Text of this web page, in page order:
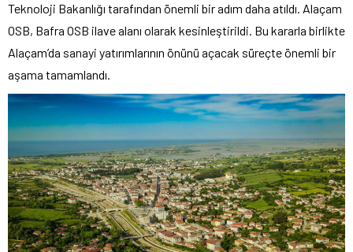
Teknoloji Bakanlığı tarafından önemli bir adım daha atıldı. Alaçam
OSB, Bafra OSB ilave alanı olarak kesinleştirildi. Bu kararla birlikte
Alaçam’da sanayi yatırımlarının önünü açacak süreçte önemli bir
aşama tamamlandı.